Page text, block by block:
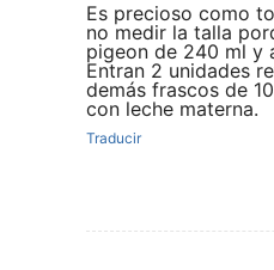
Es precioso como
no medir la talla
pigeon de 240 ml y
Entran 2 unidades
demás frascos de
con leche materna.
Traducir